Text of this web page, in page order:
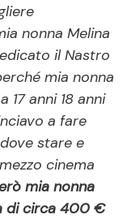
nonna Melina
il Nastro
mia nonna
17 anni 18 anni
a fare
stare e
cinema
mia nonna
di circa 400 €